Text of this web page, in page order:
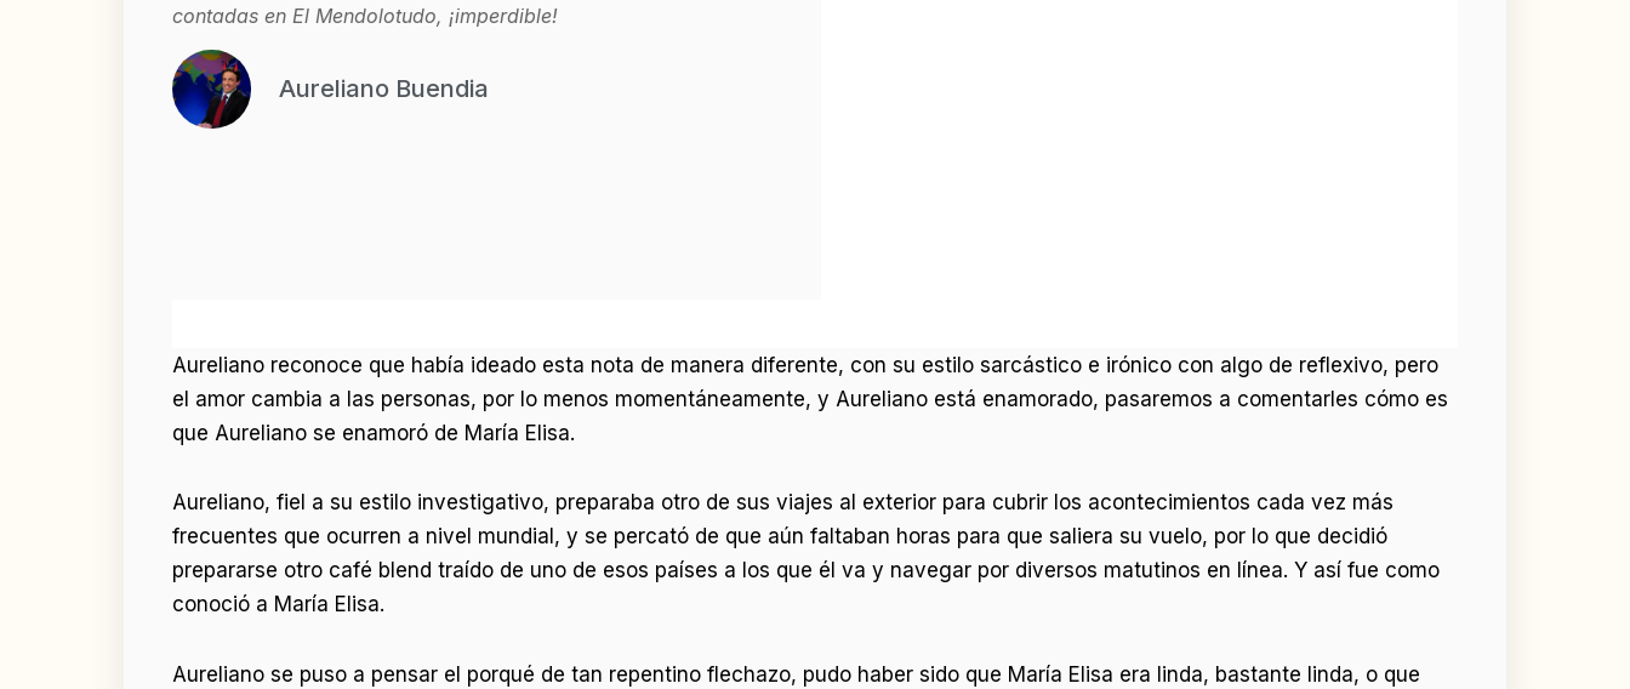
contadas en El Mendolotudo, ¡imperdible!
Aureliano Buendia
Aureliano reconoce que había ideado esta nota de manera diferente, con su estilo sarcástico e irónico con algo de reflexivo, pero
el amor cambia a las personas, por lo menos momentáneamente, y Aureliano está enamorado, pasaremos a comentarles cómo es
que Aureliano se enamoró de María Elisa.
Aureliano, fiel a su estilo investigativo, preparaba otro de sus viajes al exterior para cubrir los acontecimientos cada vez más
frecuentes que ocurren a nivel mundial, y se percató de que aún faltaban horas para que saliera su vuelo, por lo que decidió
prepararse otro café blend traído de uno de esos países a los que él va y navegar por diversos matutinos en línea. Y así fue como
conoció a María Elisa.
Aureliano se puso a pensar el porqué de tan repentino flechazo, pudo haber sido que María Elisa era linda, bastante linda, o que